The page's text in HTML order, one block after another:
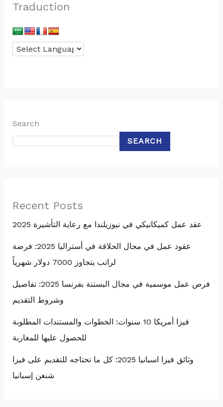
Traduction
Search
SEARCH
Recent Posts
عقد عمل كميكانيكي في نيوزيلندا مع رعاية التأشيرة 2025
عقود عمل في مجال الحلاقة في أستراليا 2025: فرصة
لراتب يتجاوز 7000 دولار شهرياً
فرص عمل موسمية في مجال البستنة بفرنسا 2025: تفاصيل
وشروط التقديم
فيزا أمريكا 10 سنوات: الخطوات والمستندات المطلوبة
للحصول عليها للمغاربة
وثائق فيزا اسبانيا 2025: كل ما تحتاجه للتقديم على فيزا
شنغن إسبانيا